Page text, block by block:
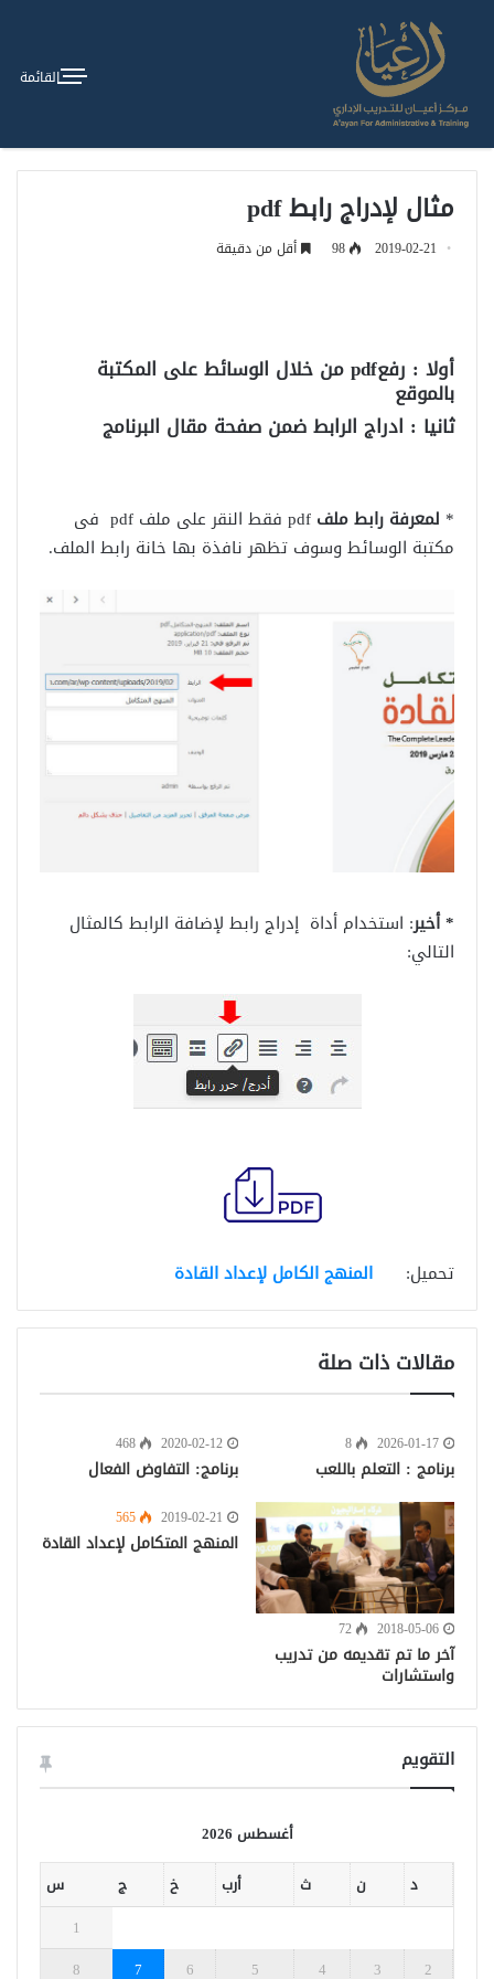
القائمة
مثال لإدراج رابط pdf
2019-02-21
98 أقل من دقيقة
أولا : رفعpdf من خلال الوسائط على المكتبة
بالموقع
ثانيا : ادراج الرابط ضمن صفحة مقال البرنامج
* لمعرفة رابط ملف
pdf فقط النقر على ملف pdf فى
مكتبة الوسائط وسوف تظهر نافذة بها خانة رابط الملف.
* أخير: استخدام أداة إدراج رابط لإضافة الرابط كالمثال
التالي:
تحميل: المنهج الكامل لإعداد القادة
مقالات ذات صلة
2026-01-17
8
برنامج : التعلم باللعب
2020-02-12
468
برنامج: التفاوض الفعال
2018-05-06
72
آخر ما تم تقديمه من تدريب
واستشارات
2019-02-21
565
المنهج المتكامل لإعداد القادة
التقويم
أغسطس 2026
د
ن ث أرب خ ج
س
1
2
3
4
5
6
7
8